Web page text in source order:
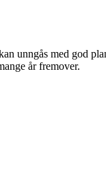
unngås med god
år fremover.